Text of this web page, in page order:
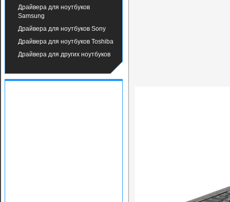
Драйвера для ноутбуков
Samsung
Драйвера для ноутбуков Sony
Драйвера для ноутбуков Toshiba
Драйвера для других ноутбуков